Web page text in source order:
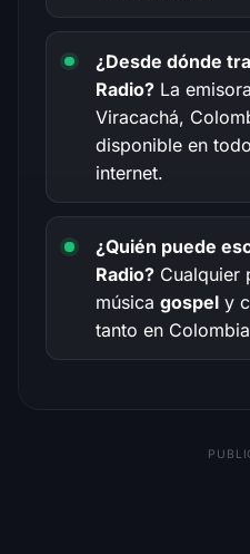
¿Desde dónde
Radio? La
Viracachá,
disponible en
internet.
¿Quién puede
Radio? Cualquier
música gospel y
tanto en